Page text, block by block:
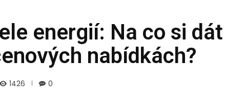
energií: Na co si dát
nabídkách?
1426 0